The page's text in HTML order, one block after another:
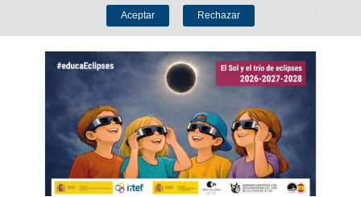
Aceptar Rechazar
Buscador